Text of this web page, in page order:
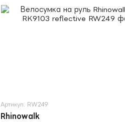
Артикул: RW249
Rhinowalk